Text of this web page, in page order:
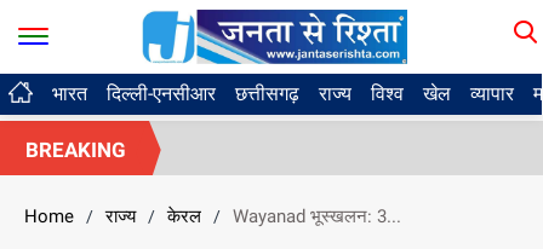
भारत दिल्ली-एनसीआर छत्तीसगढ़ राज्य विश्व खेल व्यापार
BREAKING
Home / राज्य / केरल / Wayanad भूस्खलन: 3...